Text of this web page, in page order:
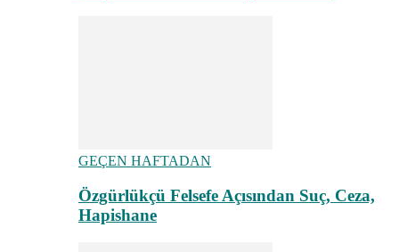
GEÇEN HAFTADAN
Özgürlükçü Felsefe Açısından Suç, Ceza,
Hapishane